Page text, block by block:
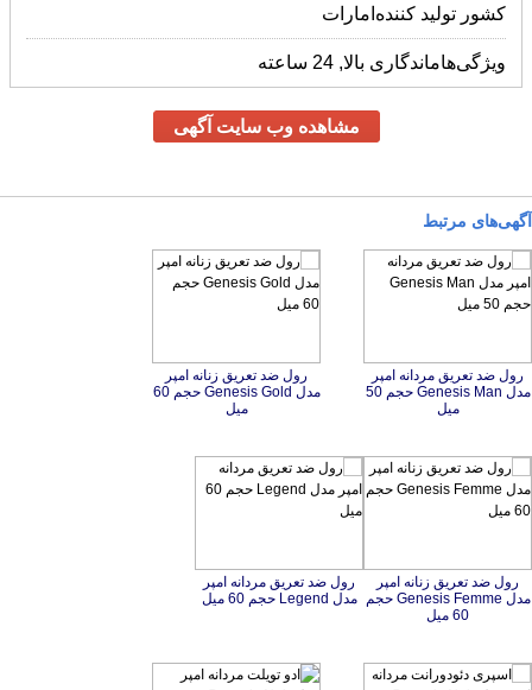
کشور تولید کننده امارات
ویژگی‌هاماندگاری بالا, 24 ساعته
مشاهده وب سایت آگهی
آگهی‌های مرتبط
رول ضد تعریق مردانه امپر
مدل Genesis Man حجم 50
ميل
رول ضد تعریق زنانه امپر
مدل Genesis Gold حجم 60
ميل
رول ضد تعریق زنانه امپر
مدل Genesis Femme حجم
60 ميل
رول ضد تعریق مردانه امپر
مدل Legend حجم 60 ميل